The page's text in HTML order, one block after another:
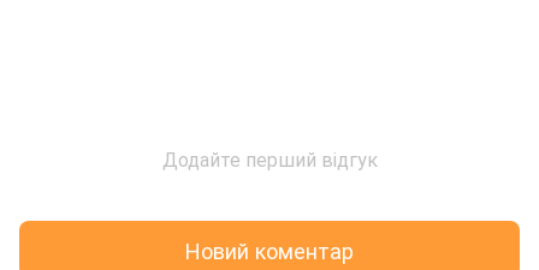
Додайте перший відгук
Новий коментар